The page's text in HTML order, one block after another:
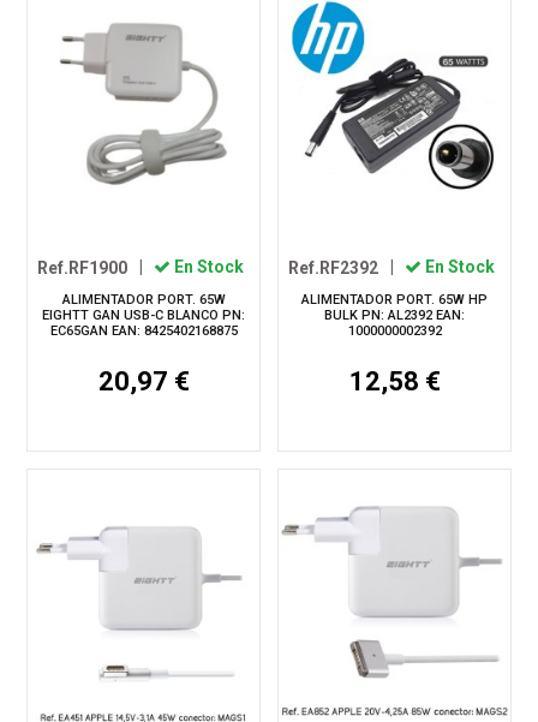
Ref.RF1900 En Stock
ALIMENTADOR PORT. 65W
EIGHTT GAN USB-C BLANCO PN:
EC65GAN EAN: 8425402168875
20,97 €
Ref.RF2392 En Stock
ALIMENTADOR PORT. 65W HP
BULK PN: AL2392 EAN:
1000000002392
12,58 €